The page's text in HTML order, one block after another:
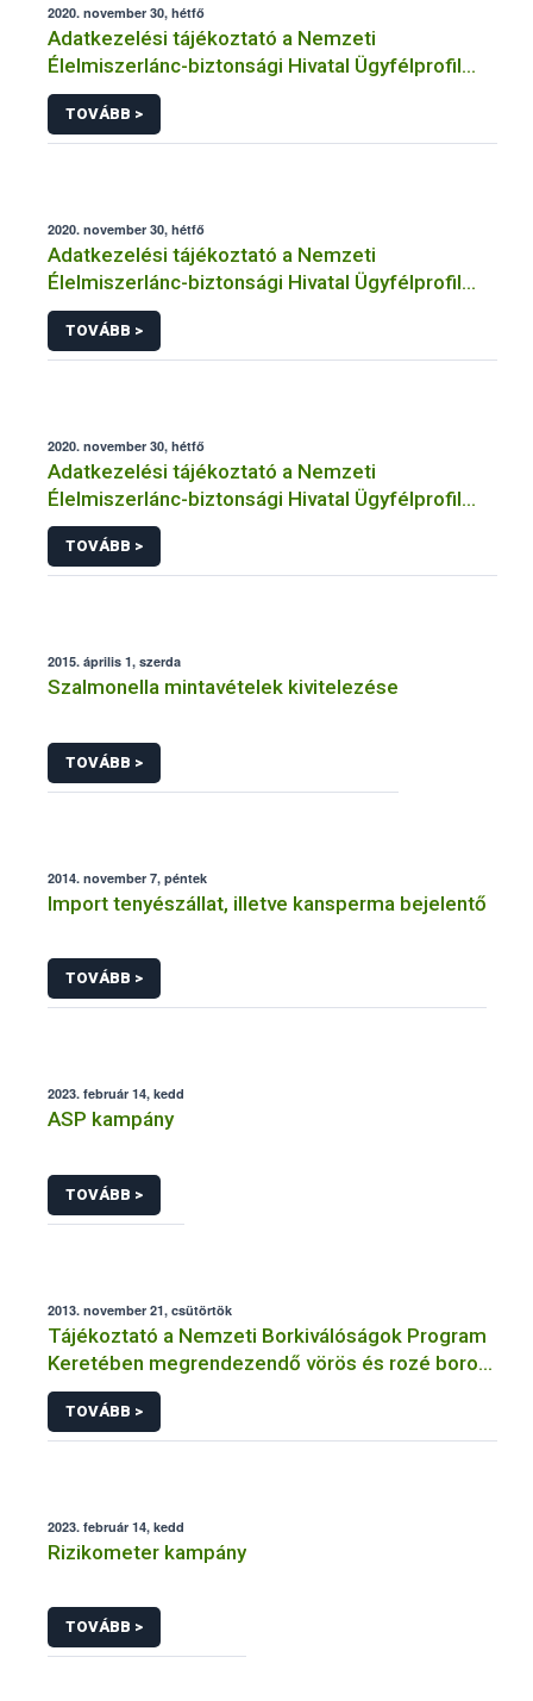
2020. november 30, hétfő
Adatkezelési tájékoztató a Nemzeti
Élelmiszerlánc-biztonsági Hivatal Ügyfélprofil
Rendszerben agrárkörnyezet-védelem
témakörben intézhető közhatalmi eljárásaihoz
kapcsolódó adatkezeléséhez
TOVÁBB >
2020. november 30, hétfő
Adatkezelési tájékoztató a Nemzeti
Élelmiszerlánc-biztonsági Hivatal Ügyfélprofil
Rendszerben növényegészségügy témakörben
intézhető közhatalmi eljárásaihoz kapcsolódó
adatkezeléséhez
TOVÁBB >
2020. november 30, hétfő
Adatkezelési tájékoztató a Nemzeti
Élelmiszerlánc-biztonsági Hivatal Ügyfélprofil
Rendszerben nem állami labor nyilvántartás
témakörben intézhető közhatalmi eljárásaihoz
kapcsolódó adatkezeléséhez
TOVÁBB >
2015. április 1, szerda
Szalmonella mintavételek kivitelezése
TOVÁBB >
2014. november 7, péntek
Import tenyészállat, illetve kansperma bejelentő
TOVÁBB >
2023. február 14, kedd
ASP kampány
TOVÁBB >
2013. november 21, csütörtök
Tájékoztató a Nemzeti Borkiválóságok Program
Keretében megrendezendő vörös és rozé borok
Országkóstolójáról és a jelentkezés feltételeiről
TOVÁBB >
2023. február 14, kedd
Rizikometer kampány
TOVÁBB >